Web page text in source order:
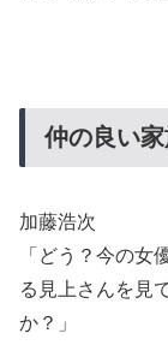
仲の良い
加藤浩次
「どう？今の女
る見上さんを見
か？」